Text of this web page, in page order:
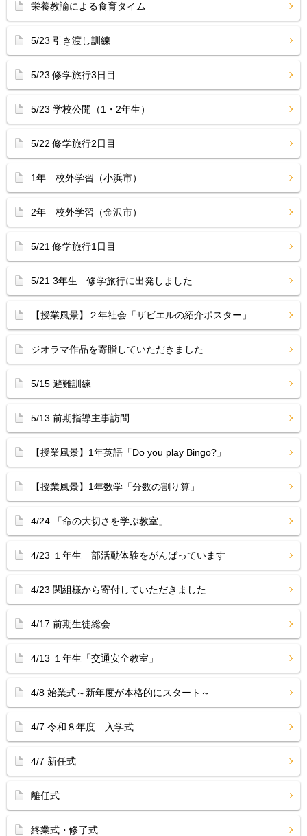
栄養教諭による食育タイム
5/23 引き渡し訓練
5/23 修学旅行3日目
5/23 学校公開（1・2年生）
5/22 修学旅行2日目
1年 校外学習（小浜市）
2年 校外学習（金沢市）
5/21 修学旅行1日目
5/21 3年生 修学旅行に出発しました
【授業風景】２年社会「ザビエルの紹介ポスター」
ジオラマ作品を寄贈していただきました
5/15 避難訓練
5/13 前期指導主事訪問
【授業風景】1年英語「Do you play Bingo?」
【授業風景】1年数学「分数の割り算」
4/24 「命の大切さを学ぶ教室」
4/23 １年生 部活動体験をがんばっています
4/23 関組様から寄付していただきました
4/17 前期生徒総会
4/13 １年生「交通安全教室」
4/8 始業式～新年度が本格的にスタート～
4/7 令和８年度 入学式
4/7 新任式
離任式
終業式・修了式